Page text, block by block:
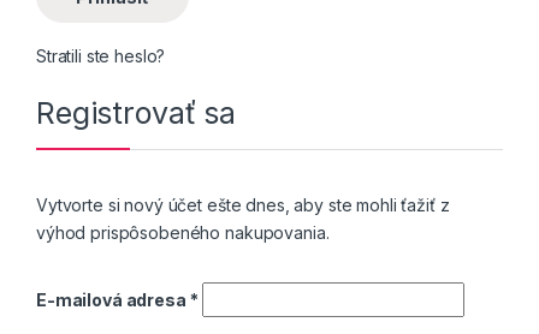
Stratili ste heslo?
Registrovať sa
Vytvorte si nový účet ešte dnes, aby ste mohli ťažiť z
výhod prispôsobeného nakupovania.
E-mailová adresa *